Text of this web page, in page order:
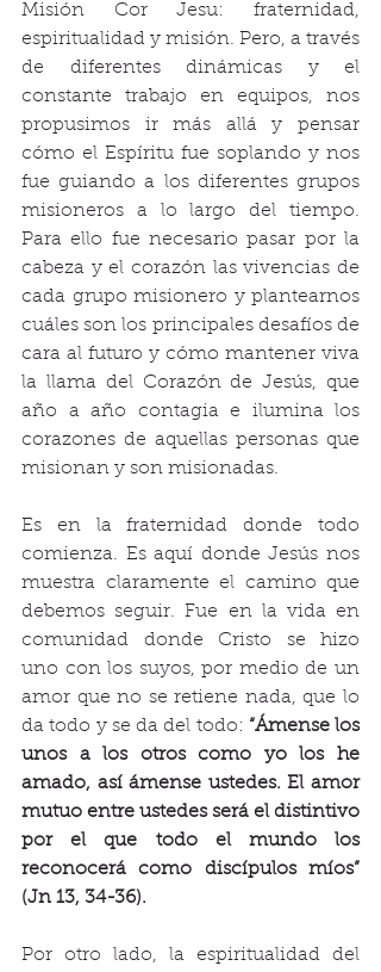
Misión Cor Jesu: fraternidad,
espiritualidad y misión. Pero, a través
de diferentes dinámicas y el
constante trabajo en equipos, nos
propusimos ir más allá y pensar
cómo el Espíritu fue soplando y nos
fue guiando a los diferentes grupos
misioneros a lo largo del tiempo.
Para ello fue necesario pasar por la
cabeza y el corazón las vivencias de
cada grupo misionero y plantearnos
cuáles son los principales desafíos de
cara al futuro y cómo mantener viva
la llama del Corazón de Jesús, que
año a año contagia e ilumina los
corazones de aquellas personas que
misionan y son misionadas.
Es en la fraternidad donde todo
comienza. Es aquí donde Jesús nos
muestra claramente el camino que
debemos seguir. Fue en la vida en
comunidad donde Cristo se hizo
uno con los suyos, por medio de un
amor que no se retiene nada, que lo
da todo y se da del todo: “Ámense los
unos a los otros como yo los he
amado, así ámense ustedes. El amor
mutuo entre ustedes será el distintivo
por el que todo el mundo los
reconocerá como discípulos míos”
(Jn 13, 34-36).
Por otro lado, la espiritualidad del